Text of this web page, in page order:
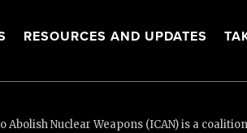
RESOURCES AND UPDATES
Nuclear Weapons (ICAN) is a